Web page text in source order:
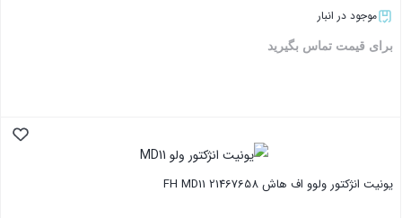
موجود در انبار
برای قیمت تماس بگیرید
یونیت انژکتور ولوو اف هاش FH MD11 21467658